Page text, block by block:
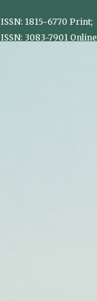
ISSN: 1815-6770 Print;
ISSN: 3083-7901 Online